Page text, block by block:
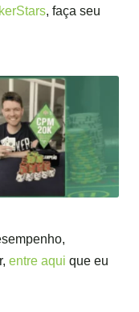
, faça seu
entre aqui que eu